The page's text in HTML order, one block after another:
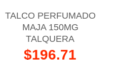
TALCO PERFUMADO
MAJA 150MG
TALQUERA
$196.71